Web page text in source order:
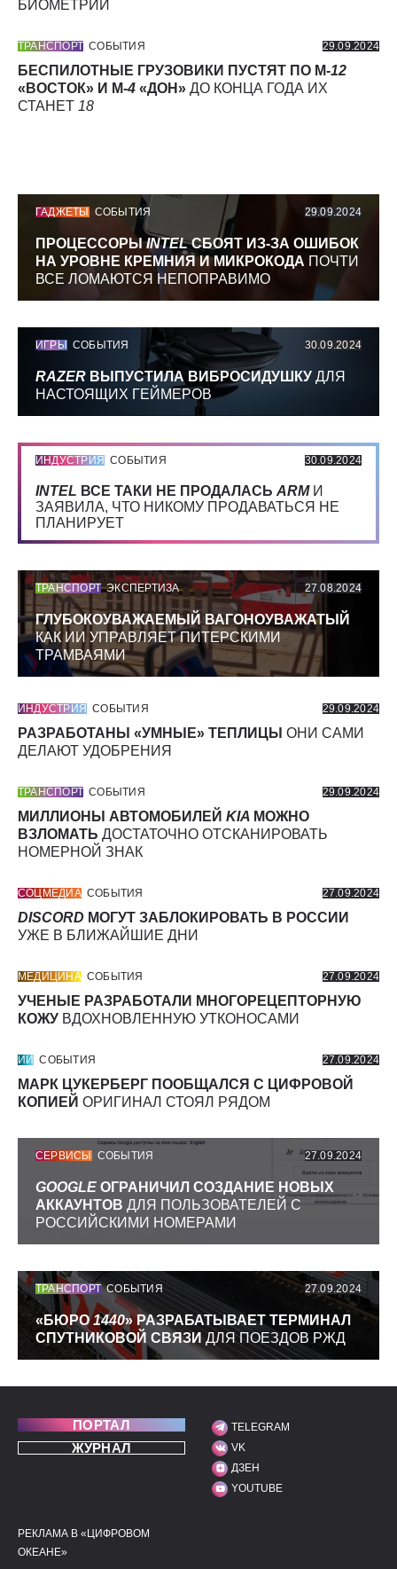
БИОМЕТРИИ
ТРАНСПОРТ СОБЫТИЯ 29.09.2024
БЕСПИЛОТНЫЕ ГРУЗОВИКИ ПУСТЯТ ПО М-12
«ВОСТОК» И М-4 «ДОН» ДО КОНЦА ГОДА ИХ
СТАНЕТ 18
ГАДЖЕТЫ СОБЫТИЯ 29.09.2024
ПРОЦЕССОРЫINTELСБОЯТ ИЗ-ЗА ОШИБОК
НА УРОВНЕ КРЕМНИЯ И МИКРОКОДА ПОЧТИ
ВСЕ ЛОМАЮТСЯ НЕПОПРАВИМО
ИГРЫ СОБЫТИЯ 30.09.2024
RAZER ВЫПУСТИЛА ВИБРОСИДУШКУ ДЛЯ
НАСТОЯЩИХ ГЕЙМЕРОВ
ИНДУСТРИЯ СОБЫТИЯ 30.09.2024
INTEL ВСЕ ТАКИ НЕ ПРОДАЛАСЬ ARMИ
ЗАЯВИЛА, ЧТО НИКОМУ ПРОДАВАТЬСЯ НЕ
ПЛАНИРУЕТ
ТРАНСПОРТ ЭКСПЕРТИЗА 27.08.2024
ГЛУБОКОУВАЖАЕМЫЙ ВАГОНОУВАЖАТЫЙ
КАК ИИ УПРАВЛЯЕТ ПИТЕРСКИМИ
ТРАМВАЯМИ
ИНДУСТРИЯ СОБЫТИЯ 29.09.2024
РАЗРАБОТАНЫ «УМНЫЕ» ТЕПЛИЦЫ ОНИ САМИ
ДЕЛАЮТ УДОБРЕНИЯ
ТРАНСПОРТ СОБЫТИЯ 29.09.2024
МИЛЛИОНЫ АВТОМОБИЛЕЙ KIA МОЖНО
ВЗЛОМАТЬ ДОСТАТОЧНО ОТСКАНИРОВАТЬ
НОМЕРНОЙ ЗНАК
СОЦМЕДИА СОБЫТИЯ 27.09.2024
DISCORD МОГУТ ЗАБЛОКИРОВАТЬ В РОССИИ
УЖЕ В БЛИЖАЙШИЕ ДНИ
МЕДИЦИНА СОБЫТИЯ 27.09.2024
УЧЕНЫЕ РАЗРАБОТАЛИ МНОГОРЕЦЕПТОРНУЮ
КОЖУ ВДОХНОВЛЕННУЮ УТКОНОСАМИ
ИИ СОБЫТИЯ 27.09.2024
МАРК ЦУКЕРБЕРГ ПООБЩАЛСЯ С ЦИФРОВОЙ
КОПИЕЙ ОРИГИНАЛ СТОЯЛ РЯДОМ
СЕРВИСЫ СОБЫТИЯ 27.09.2024
GOOGLE ОГРАНИЧИЛ СОЗДАНИЕ НОВЫХ
АККАУНТОВ ДЛЯ ПОЛЬЗОВАТЕЛЕЙ С
РОССИЙСКИМИ НОМЕРАМИ
ТРАНСПОРТ СОБЫТИЯ 27.09.2024
«БЮРО1440» РАЗРАБАТЫВАЕТ ТЕРМИНАЛ
СПУТНИКОВОЙ СВЯЗИ ДЛЯ ПОЕЗДОВ РЖД
ПОРТАЛ
ЖУРНАЛ
МЫ В СОЦИАЛЬНЫХ
TELEGRAM
VK
ДЗЕН
YOUTUBE
ПОЛЕЗНЫЕ ССЫЛКИ
РЕКЛАМА В «ЦИФРОВОМ
ОКЕАНЕ»